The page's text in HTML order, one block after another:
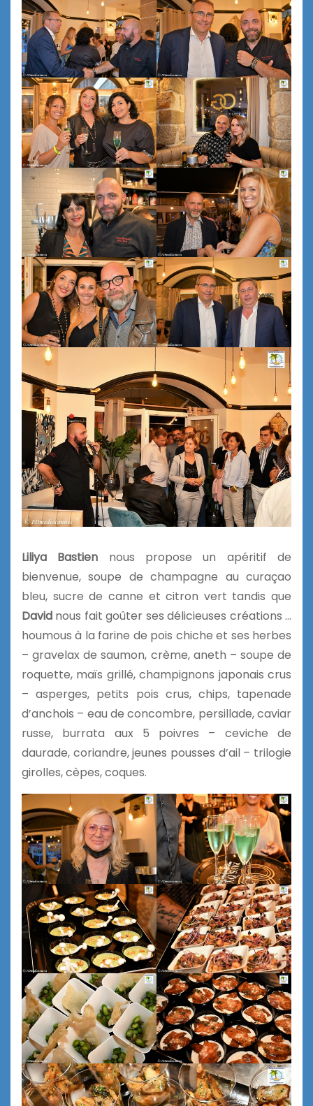
Liliya Bastien nous propose un apéritif de
bienvenue, soupe de champagne au curaçao
bleu, sucre de canne et citron vert tandis que
David nous fait goûter ses délicieuses créations …
houmous à la farine de pois chiche et ses herbes
– gravelax de saumon, crème, aneth – soupe de
roquette, maïs grillé, champignons japonais crus
– asperges, petits pois crus, chips, tapenade
d’anchois – eau de concombre, persillade, caviar
russe, burrata aux 5 poivres – ceviche de
daurade, coriandre, jeunes pousses d’ail – trilogie
girolles, cèpes, coques.